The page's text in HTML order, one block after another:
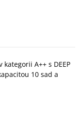
A++ s DEEP
10 sad a